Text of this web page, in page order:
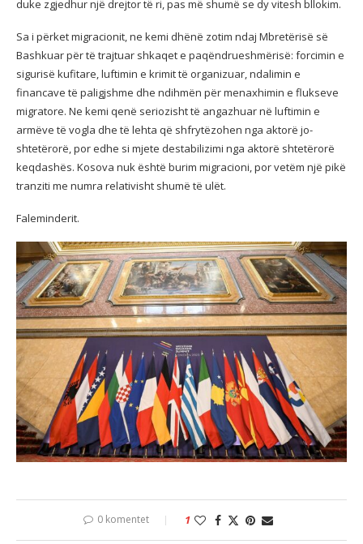
duke zgjedhur një drejtor të ri, pas më shumë se dy vitesh bllokim.
Sa i përket migracionit, ne kemi dhënë zotim ndaj Mbretërisë së
Bashkuar për të trajtuar shkaqet e paqëndrueshmërisë: forcimin e
sigurisë kufitare, luftimin e krimit të organizuar, ndalimin e
financave të paligjshme dhe ndihmën për menaxhimin e flukseve
migratore. Ne kemi qenë seriozisht të angazhuar në luftimin e
armëve të vogla dhe të lehta që shfrytëzohen nga aktorë jo-
shtetërorë, por edhe si mjete destabilizimi nga aktorë shtetërorë
keqdashës. Kosova nuk është burim migracioni, por vetëm një pikë
tranziti me numra relativisht shumë të ulët.
Faleminderit.
0 komentet 1